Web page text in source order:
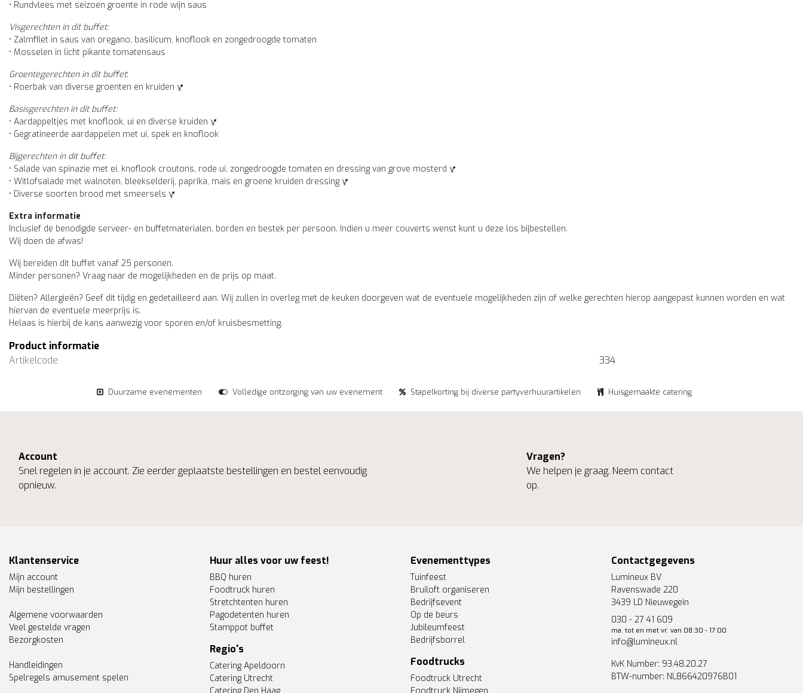
• Rundvlees met seizoen groente in rode wijn saus
Visgerechten in dit buffet:
• Zalmfilet in saus van oregano, basilicum, knoflook en zongedroogde tomaten
• Mosselen in licht pikante tomatensaus
Groentegerechten in dit buffet:
• Roerbak van diverse groenten en kruiden
Basisgerechten in dit buffet:
• Aardappeltjes met knoflook, ui en diverse kruiden
• Gegratineerde aardappelen met ui, spek en knoflook
Bijgerechten in dit buffet:
• Salade van spinazie met ei, knoflook croutons, rode ui, zongedroogde tomaten en dressing van grove mosterd
• Witlofsalade met walnoten, bleekselderij, paprika, mais en groene kruiden dressing
• Diverse soorten brood met smeersels
Extra informatie
Inclusief de benodigde serveer- en buffetmaterialen, borden en bestek per persoon. Indien u meer couverts wenst kunt u deze los bijbestellen.
Wij doen de afwas!
Wij bereiden dit buffet vanaf 25 personen.
Minder personen? Vraag naar de mogelijkheden en de prijs op maat.
Diëten? Allergieën? Geef dit tijdig en gedetailleerd aan. Wij zullen in overleg met de keuken doorgeven wat de eventuele mogelijkheden zijn of welke gerechten hierop aangepast kunnen worden en wat
hiervan de eventuele meerprijs is.
Helaas is hierbij de kans aanwezig voor sporen en/of kruisbesmetting.
Product informatie
Artikelcode
334
Duurzame evenementen Volledige ontzorging van uw evenement Stapelkorting bij diverse partyverhuurartikelen Huisgemaakte catering
Account
Snel regelen in je account. Zie eerder geplaatste bestellingen en bestel eenvoudig
opnieuw.
Vragen?
We helpen je graag. Neem contact
op.
Klantenservice
Mijn account
Mijn bestellingen
Algemene voorwaarden
Veel gestelde vragen
Bezorgkosten
Handleidingen
Spelregels amusement spelen
Huur alles voor uw feest!
BBQ huren
Foodtruck huren
Stretchtenten huren
Pagodetenten huren
Stamppot buffet
Regio's
Catering Apeldoorn
Catering Utrecht
Evenementtypes
Tuinfeest
Bruiloft organiseren
Bedrijfsevent
Op de beurs
Jubileumfeest
Bedrijfsborrel
Foodtrucks
Foodtruck Utrecht
Contactgegevens
Lumineux BV
Ravenswade 220
3439 LD Nieuwegein
030 - 27 41 609
ma. tot en met vr. van 08:30 - 17:00
info@lumineux.nl
KvK Number: 93.48.20.27
BTW-number: NL866420976B01